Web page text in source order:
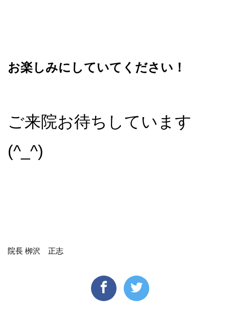
お楽しみにしていてください！
ご来院お待ちしています
(^_^)
院長 栁沢 正志